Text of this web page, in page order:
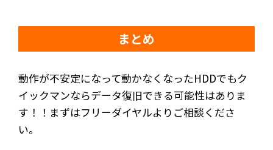
まとめ
動作が不安定になって動かなくなったHDDでもク
イックマンならデータ復旧できる可能性はありま
す！！まずはフリーダイヤルよりご相談くださ
い。